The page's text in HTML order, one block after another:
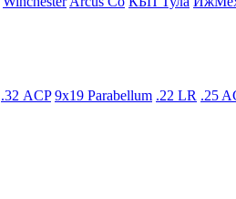
.32 ACP 9x19 Parabellum .22 LR .25